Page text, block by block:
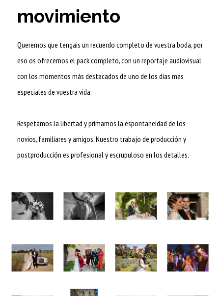
movimiento
Queremos que tengais un recuerdo completo de vuestra boda, por
eso os ofrecemos el pack completo, con un reportaje audiovisual
con los momentos más destacados de uno de los días más
especiales de vuestra vida.
Respetamos la libertad y primamos la espontaneidad de los
novios, familiares y amigos. Nuestro trabajo de producción y
postproducción es profesional y escrupuloso en los detalles.